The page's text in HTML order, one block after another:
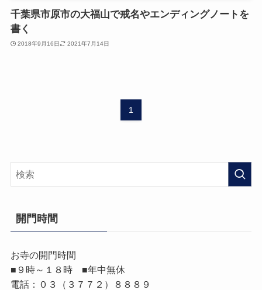
千葉県市原市の大福山で戒名やエンディングノートを
書く
2018年9月16日 2021年7月14日
1
開門時間
お寺の開門時間
■９時～１８時 ■年中無休
電話：０３（３７７２）８８８９